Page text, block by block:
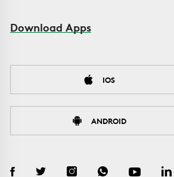
Download Apps
IOS
ANDROID